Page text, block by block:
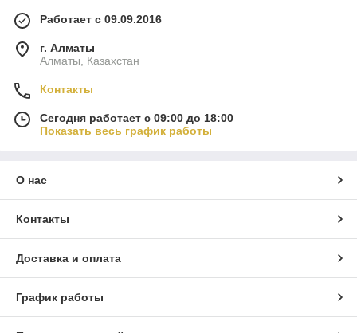
Работает с 09.09.2016
г. Алматы
Алматы, Казахстан
Контакты
Сегодня работает с 09:00 до 18:00
Показать весь график работы
О нас
Контакты
Доставка и оплата
График работы